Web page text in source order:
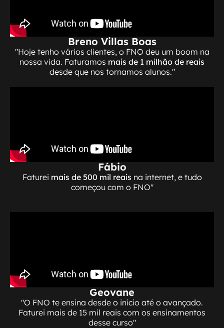
Breno Villas Boas
"Hoje tenho vários clientes, o FNO deu um boom na
nossa vida. Faturamos mais de 1 milhão de reais
desde que nos tornamos alunos."
Fábio
Faturei mais de 500 mil reais na internet, e tudo
começou com o FNO"
Geovane
"O FNO te ensina desde o início até o avançado.
Faturei mais de 15 mil reais com os ensinamentos
desse curso"